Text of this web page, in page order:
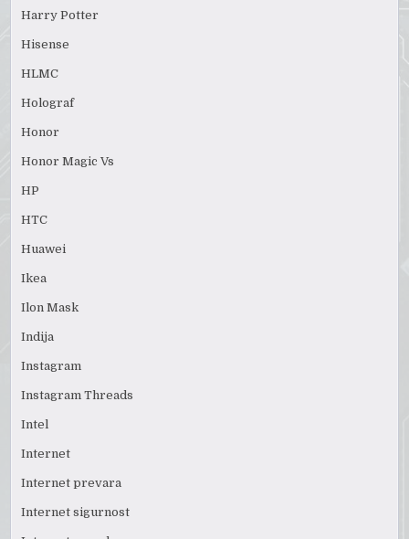
Harry Potter
Hisense
HLMC
Holograf
Honor
Honor Magic Vs
HP
HTC
Huawei
Ikea
Ilon Mask
Indija
Instagram
Instagram Threads
Intel
Internet
Internet prevara
Internet sigurnost